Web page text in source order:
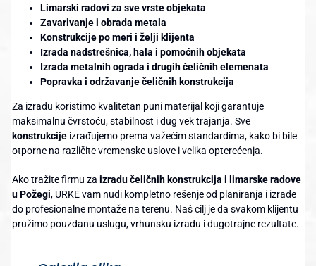
Limarski radovi za sve vrste objekata
Zavarivanje i obrada metala
Konstrukcije po meri i želji klijenta
Izrada nadstrešnica, hala i pomoćnih objekata
Izrada metalnih ograda i drugih čeličnih elemenata
Popravka i održavanje čeličnih konstrukcija
Za izradu koristimo kvalitetan puni materijal koji garantuje
maksimalnu čvrstoću, stabilnost i dug vek trajanja. Sve
konstrukcije izrađujemo prema važećim standardima, kako bi bile
otporne na različite vremenske uslove i velika opterećenja.
Ako tražite firmu zaizradu čeličnih konstrukcija i limarske radove
u Požegi, URKE vam nudi kompletno rešenje od planiranja i izrade
do profesionalne montaže na terenu. Naš cilj je da svakom klijentu
pružimo pouzdanu uslugu, vrhunsku izradu i dugotrajne rezultate.